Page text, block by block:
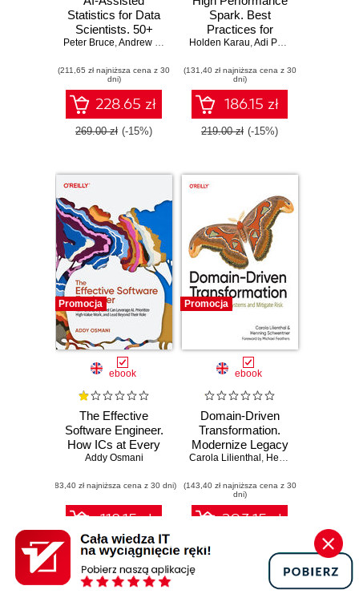
Statistics for Data
Scientists. 50+
Essential
and Python. 3rd
Edition
Peter Bruce,Andrew Bruce Peter Gedeck
(211,65 zł najniższa cena z 30
dni)
228.65 zł
269.00 zł (-15%)
Spark. Best
Practices for
Scaling and
Spark. 2nd Edition
Holden Karau,Adi Polak
(131,40 zł najniższa cena z 30
dni)
186.15 zł
219.00 zł (-15%)
Promocja
ebook
The Effective
Software Engineer.
How ICs at Every
Level Can
Prioritize High-
Value Work, and
Lead Beyond Their
Role
Addy Osmani
(83,40 zł najniższa cena z 30 dni)
118.15 zł
139.00 zł (-15%)
Promocja
ebook
Domain-Driven
Transformation.
Modernize Legacy
Systems and
Carola Lilienthal , Henning Schwentner
(143,40 zł najniższa cena z 30
dni)
203.15 zł
239.00 zł